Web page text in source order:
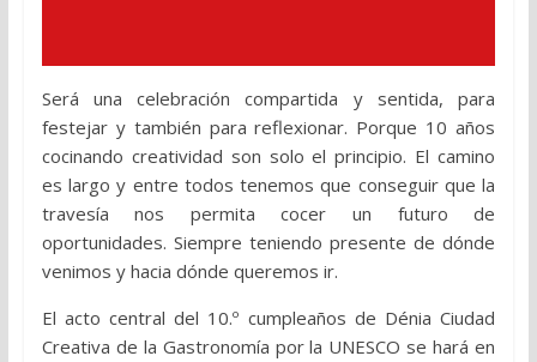
Será una celebración compartida y sentida, para
festejar y también para reflexionar. Porque 10 años
cocinando creatividad son solo el principio. El camino
es largo y entre todos tenemos que conseguir que la
travesía nos permita cocer un futuro de
oportunidades. Siempre teniendo presente de dónde
venimos y hacia dónde queremos ir.
El acto central del 10.º cumpleaños de Dénia Ciudad
Creativa de la Gastronomía por la UNESCO se hará en